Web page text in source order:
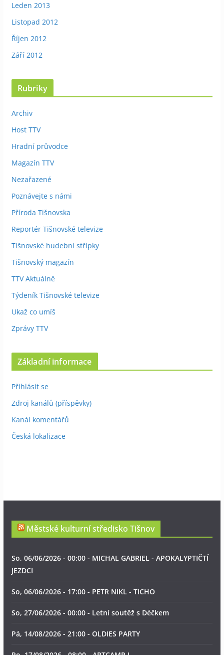
Leden 2013
Listopad 2012
Říjen 2012
Září 2012
Rubriky
Archiv
Host TTV
Hradní průvodce
Magazín TTV
Nezařazené
Poznávejte s námi
Příroda Tišnovska
Reportér Tišnovské televize
Tišnovské hudební střípky
Tišnovský magazín
TTV Aktuálně
Týdeník Tišnovské televize
Ukaž co umíš
Zprávy TTV
Základní informace
Přihlásit se
Zdroj kanálů (příspěvky)
Kanál komentářů
Česká lokalizace
Městské kulturní středisko Tišnov
So, 06/06/2026 - 00:00 - MICHAL GABRIEL - APOKALYPTIČTÍ
JEZDCI
So, 06/06/2026 - 17:00 - PETR NIKL - TICHO
So, 27/06/2026 - 00:00 - Letní soutěž s Déčkem
Pá, 14/08/2026 - 21:00 - OLDIES PARTY